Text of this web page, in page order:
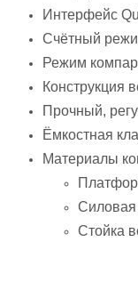
Интерфейс
Счётный
Режим
Конструкция
Прочный,
Ёмкостная
Материалы
Стойка